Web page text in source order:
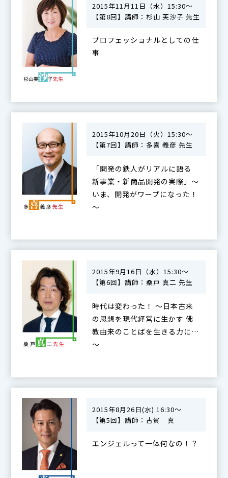
2015年11月11日（水）15:30～
【第8回】講師：杉山 芙沙子 先生
プロフェッショナルとしての仕
事
2015年10月20日（火）15:30～
【第7回】講師：多喜 義彦 先生
「開発の鉄人がリアルに語る
新事業・新商品開発の実際」～
いま、開発がワープになった！
～
2015年9月16日（水）15:30～
【第6回】講師：桑戸 真二 先生
時代は変わった！ ～日本古来
の思想を現代経営に生かす 佛
教由来のことばを生きる力に…
～
2015年8月26日(水) 16:30～
【第5回】講師：古賀 真
エンジェルって一体何なの！？